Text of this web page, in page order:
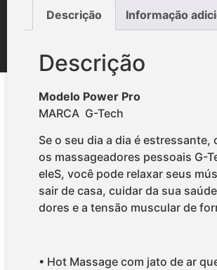
Descrição Informação
Descrição
Modelo Power Pro
MARCA G-Tech
Se o seu dia a dia é estressante,
os massageadores pessoais G-
eleS, você pode relaxar seus
sair de casa, cuidar da sua
dores e a tensão muscular de
• Hot Massage com jato de ar